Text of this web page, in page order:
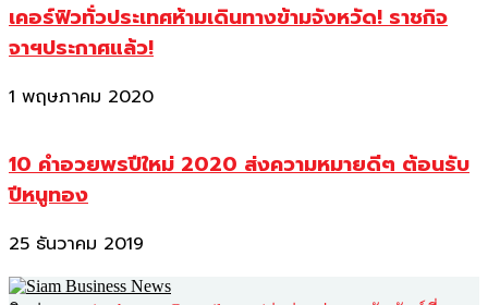
เคอร์ฟิวทั่วประเทศห้ามเดินทางข้ามจังหวัด! ราชกิจ
จาฯประกาศแล้ว!
1 พฤษภาคม 2020
10 คำอวยพรปีใหม่ 2020 ส่งความหมายดีๆ ต้อนรับ
ปีหนูทอง
25 ธันวาคม 2019